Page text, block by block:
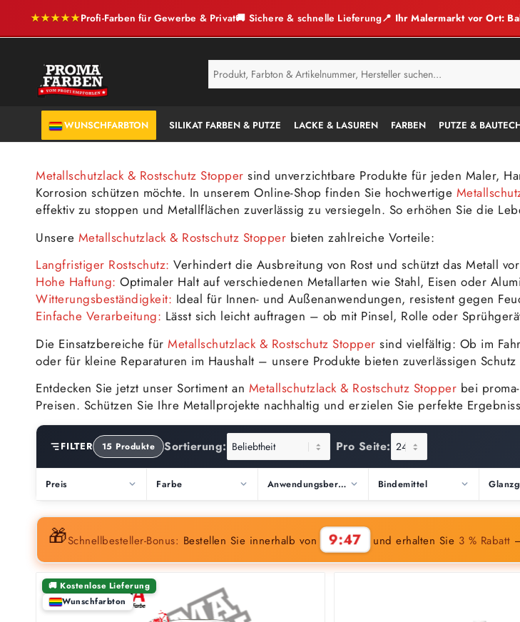
★★★★★Profi-Farben für Gewerbe & Privat🚚 Sichere & schnelle Lieferung📍 Ihr Malermarkt vor Ort:
SERVICE
ANTI-SCHIMMEL
WUNSCHFARBTON SILIKAT FARBEN & PUTZE LACKE & LASUREN FARBEN PUTZE &
Metallschutzlack & Rostschutz Stopper sind unverzichtbare Produkte für jeden Maler,
Korrosion schützen möchte. In unserem Online-Shop finden Sie hochwertige
effektiv zu stoppen und Metallflächen zuverlässig zu versiegeln. So erhöhen Sie die
Unsere Metallschutzlack & Rostschutz Stopper bieten zahlreiche Vorteile:
Langfristiger Rostschutz: Verhindert die Ausbreitung von Rost und schützt das Metall
Hohe Haftung: Optimaler Halt auf verschiedenen Metallarten wie Stahl, Eisen oder
Witterungsbeständigkeit: Ideal für Innen- und Außenanwendungen, resistent gegen
Einfache Verarbeitung: Lässt sich leicht auftragen – ob mit Pinsel, Rolle oder
Die Einsatzbereiche für Metallschutzlack & Rostschutz Stopper sind vielfältig: Ob im
oder für kleine Reparaturen im Haushalt – unsere Produkte bieten zuverlässigen
Entdecken Sie jetzt unser Sortiment an Metallschutzlack & Rostschutz Stopper bei
Preisen. Schützen Sie Ihre Metallprojekte nachhaltig und erzielen Sie perfekte
FILTER 15 Produkte Sortierung: Pro Seite:
Preis Farbe Anwendungsbereich Bindemittel
🎁Schnellbesteller-Bonus: Bestellen Sie innerhalb von 9:45 und erhalten Sie 3 % Rabatt
🚚 Kostenlose Lieferung
Wunschfarbton